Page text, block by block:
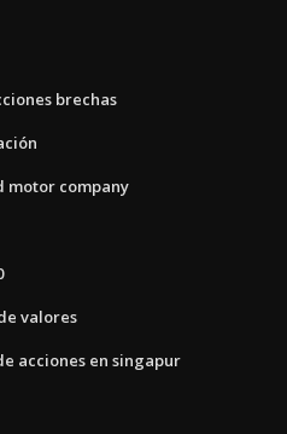
brechas
motor company
valores
acciones en singapur